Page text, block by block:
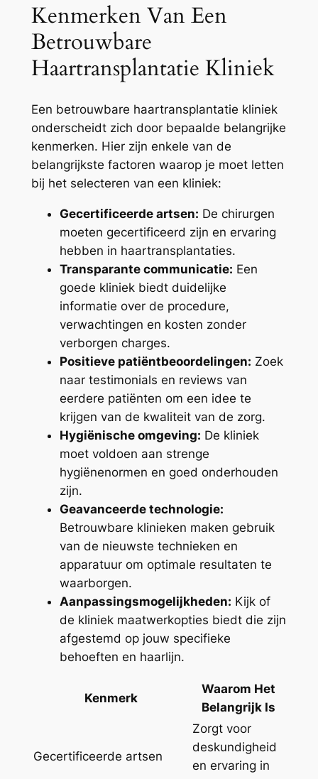
Kenmerken Van Een
Betrouwbare
Haartransplantatie Kliniek
Een betrouwbare haartransplantatie kliniek
onderscheidt zich door bepaalde belangrijke
kenmerken. Hier zijn enkele van de
belangrijkste factoren waarop je moet letten
bij het selecteren van een kliniek:
Gecertificeerde artsen: De chirurgen
moeten gecertificeerd zijn en ervaring
hebben in haartransplantaties.
Transparante communicatie: Een
goede kliniek biedt duidelijke
informatie over de procedure,
verwachtingen en kosten zonder
verborgen charges.
Positieve patiëntbeoordelingen: Zoek
naar testimonials en reviews van
eerdere patiënten om een idee te
krijgen van de kwaliteit van de zorg.
Hygiënische omgeving: De kliniek
moet voldoen aan strenge
hygiënenormen en goed onderhouden
zijn.
Geavanceerde technologie:
Betrouwbare klinieken maken gebruik
van de nieuwste technieken en
apparatuur om optimale resultaten te
waarborgen.
Aanpassingsmogelijkheden: Kijk of
de kliniek maatwerkopties biedt die zijn
afgestemd op jouw specifieke
behoeften en haarlijn.
Kenmerk
Waarom Het
Belangrijk Is
Gecertificeerde artsen
Zorgt voor
deskundigheid
en ervaring in